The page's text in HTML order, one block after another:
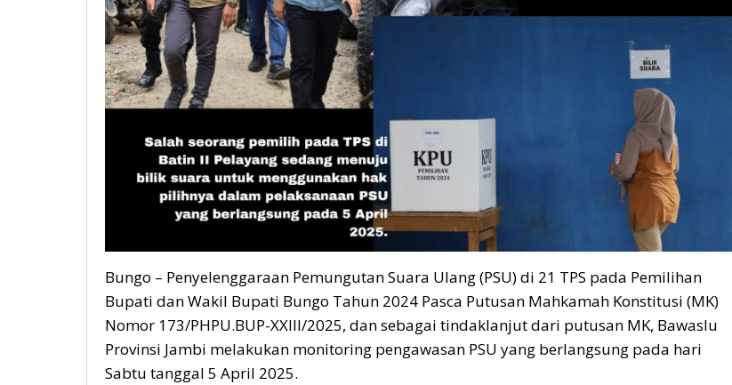
Bungo – Penyelenggaraan Pemungutan Suara Ulang (PSU) di 21 TPS pada Pemilihan
Bupati dan Wakil Bupati Bungo Tahun 2024 Pasca Putusan Mahkamah Konstitusi (MK)
Nomor 173/PHPU.BUP-XXIII/2025, dan sebagai tindaklanjut dari putusan MK, Bawaslu
Provinsi Jambi melakukan monitoring pengawasan PSU yang berlangsung pada hari
Sabtu tanggal 5 April 2025.